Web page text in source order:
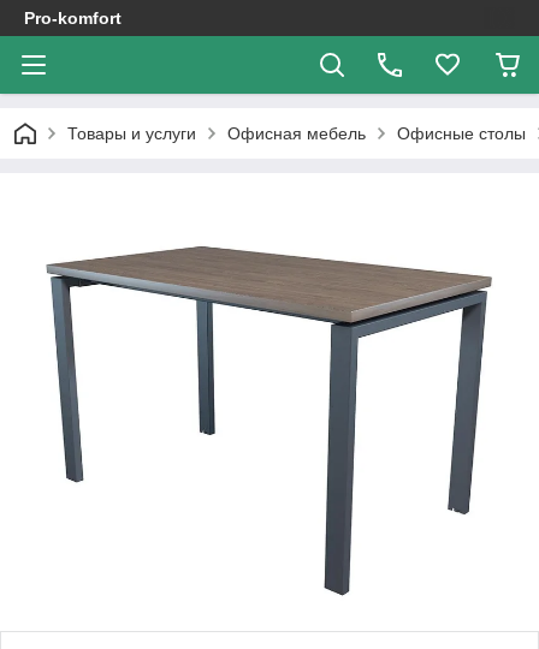
Pro-komfort
Товары и услуги Офисная мебель Офисные столы